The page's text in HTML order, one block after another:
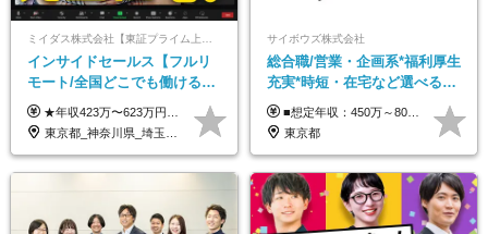
インサイドセールス【フルリ
モート/全国どこでも働ける】
未経験OK*土日祝休み*残業少
なめ*在宅勤務手当あり
★年収423万〜623万円のモデルあり（想定時間外手当10時間分含む） ★半年に一度ドカンと支給のボーナスあり（半年に1度最大150万円） 月給25万円〜＋各種手当＋インセンティブ ＊リモートワーク手当（4000円/月） ＊リモートワーク一時金（1万5000円） ＊残業手当全額支給 ※経験・スキルにより月給を決定します ※試用期間：2ヵ月あり。期間中の雇用形態・給与・待遇に変更はありません 《頑張りはインセンティブとして還元！》 当社は5段階の評価制度を導入。 半期に1回の評価で最高ランク（5点）を獲得したメンバーには、 150万円のインセンティブを支給！ これが半年に一度のインセンティブとして支給されるため、 成果を出した分だけまとまった収入を得られる仕組みです。 【固定残業代について】 なし（残業代は、実際の労働時間に応じて別途全額支給）
東京都_神奈川県_埼玉県_千葉県_大阪府_愛知県_北海道_青森県_岩手県_宮城県_秋田県_山形県_福島県_茨城県_栃木県_群馬県_新潟県_山梨県_長野県_富山県_石川県_福井県_静岡県_岐阜県_三重県_兵庫県_京都府_滋賀県_奈良県_和歌山県_広島県_岡山県_鳥取県_島根県_山口県_徳島県_香川県_愛媛県_高知県_福岡県_熊本県_佐賀県_長崎県_大分県_宮崎県_鹿児島県_沖縄県
サイボウズ株式会社
総合職/営業・企画系*福利厚生
充実*時短・在宅など選べる働
き方*賞与年2回
■想定年収：450万～800万円（基本給12ヶ月分＋賞与2ヶ月分） ※上記想定年収はフルタイムの働き方を想定しています。 それ以外の働き方（勤務日数、時短、固定残業時間数の変更など）の場合 上記想定年収の支給を確約するものではありません ※賞与は全社の業績に応じて変動の可能性があります ※ご経験・スキルを考慮のうえ、当社規定により優遇します （試用期間3ヶ月有/給与・待遇に差異なし） ■昇給年1回 ■賞与年2回（2月・8月）
東京都